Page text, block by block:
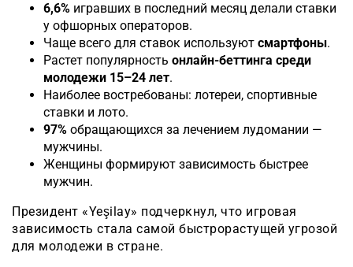
6,6% игравших в последний месяц делали ставки
у офшорных операторов.
Чаще всего для ставок используют смартфоны.
Растет популярность онлайн-беттинга среди
молодежи 15–24 лет.
Наиболее востребованы: лотереи, спортивные
ставки и лото.
97% обращающихся за лечением лудомании —
мужчины.
Женщины формируют зависимость быстрее
мужчин.
Президент «Yeşilay» подчеркнул, что игровая
зависимость стала самой быстрорастущей угрозой
для молодежи в стране.